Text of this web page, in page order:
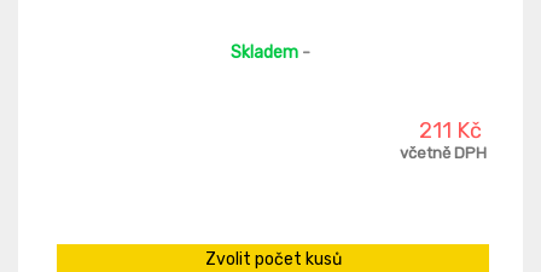
Skladem -
211 Kč
včetně DPH
Zvolit počet kusů